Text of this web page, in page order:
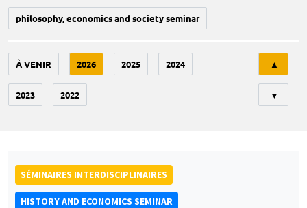
philosophy, economics and society seminar
À VENIR 2026 2025 2024
2023 2022
▲
▼
SÉMINAIRES INTERDISCIPLINAIRES
HISTORY AND ECONOMICS SEMINAR